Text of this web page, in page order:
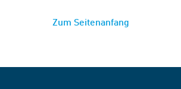
Zum Seitenanfang